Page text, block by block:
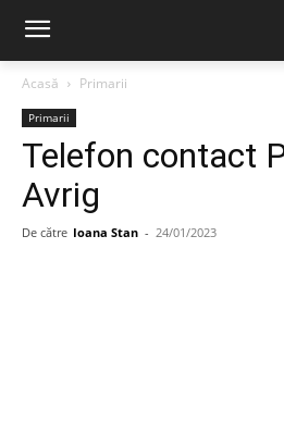
Acasă Primarii
Primarii
Telefon contact
Avrig
De către Ioana Stan - 24/01/2023